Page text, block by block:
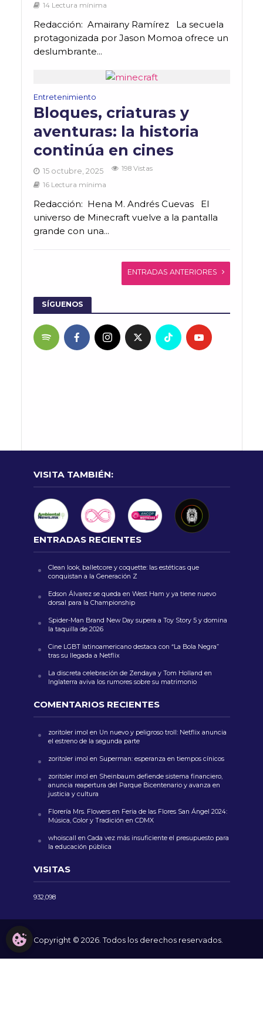
14 Lectura mínima
Redacción: Amairany Ramírez La secuela
protagonizada por Jason Momoa ofrece un
deslumbrante...
Entretenimiento
Bloques, criaturas y
aventuras: la historia
continúa en cines
15 octubre, 2025
198 Vistas
16 Lectura mínima
Redacción: Hena M. Andrés Cuevas El
universo de Minecraft vuelve a la pantalla
grande con una...
ENTRADAS ANTERIORES
SÍGUENOS
VISITA TAMBIÉN:
ENTRADAS RECIENTES
Clean look, balletcore y coquette: las estéticas que
conquistan a la Generación Z
Edson Álvarez se queda en West Ham y ya tiene nuevo
dorsal para la Championship
Spider-Man Brand New Day supera a Toy Story 5 y domina
la taquilla de 2026
Cine LGBT latinoamericano destaca con “La Bola Negra”
tras su llegada a Netflix
La discreta celebración de Zendaya y Tom Holland en
Inglaterra aviva los rumores sobre su matrimonio
COMENTARIOS RECIENTES
zoritoler imol en Un nuevo y peligroso troll: Netflix anuncia
el estreno de la segunda parte
zoritoler imol en Superman: esperanza en tiempos cínicos
zoritoler imol en Sheinbaum defiende sistema financiero,
anuncia reapertura del Parque Bicentenario y avanza en
justicia y cultura
Florería Mrs. Flowersen Feria de las Flores San Ángel 2024:
Música, Color y Tradición en CDMX
whoiscall en Cada vez más insuficiente el presupuesto para
la educación pública
VISITAS
932,098
Copyright © 2026. Todos los derechos reservados.
CONFIGURACIÓN DE COOKIES